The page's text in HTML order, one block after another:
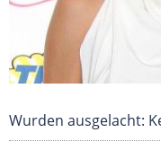
Wurden ausgelacht: